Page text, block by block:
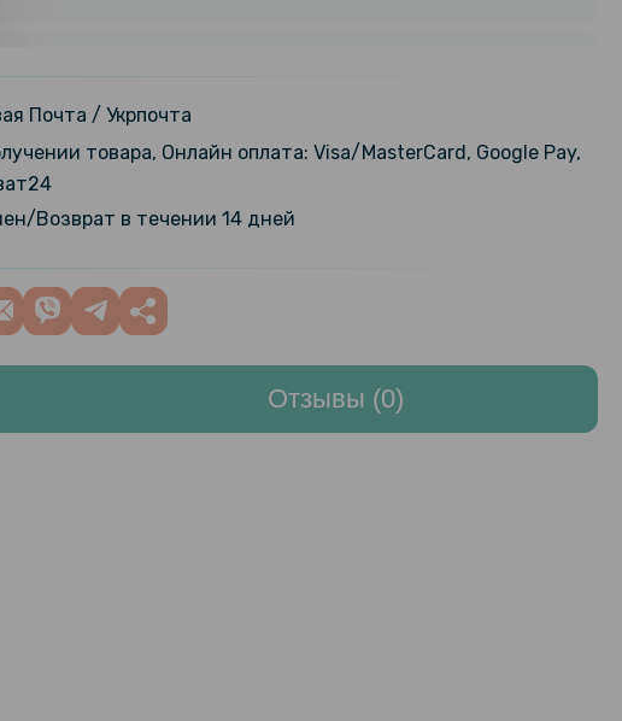
силиконовый чехол Slim
Premium для Realme 10 Pro Plus, Transparent
чехол - накладка X&E с
вставкой для Realme 10 Pro
Чехол-накладка Polished Carbon для Realme
Pro+
199 грн
Почта / Укрпочта
товара, Онлайн оплата: Visa/MasterCard, Google Pay,
Возврат в течении 14 дней
Отзывы (0)